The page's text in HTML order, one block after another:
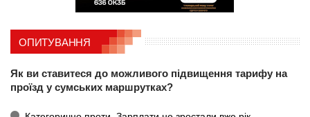
ОПИТУВАННЯ
Як ви ставитеся до можливого підвищення тарифу на
проїзд у сумських маршрутках?